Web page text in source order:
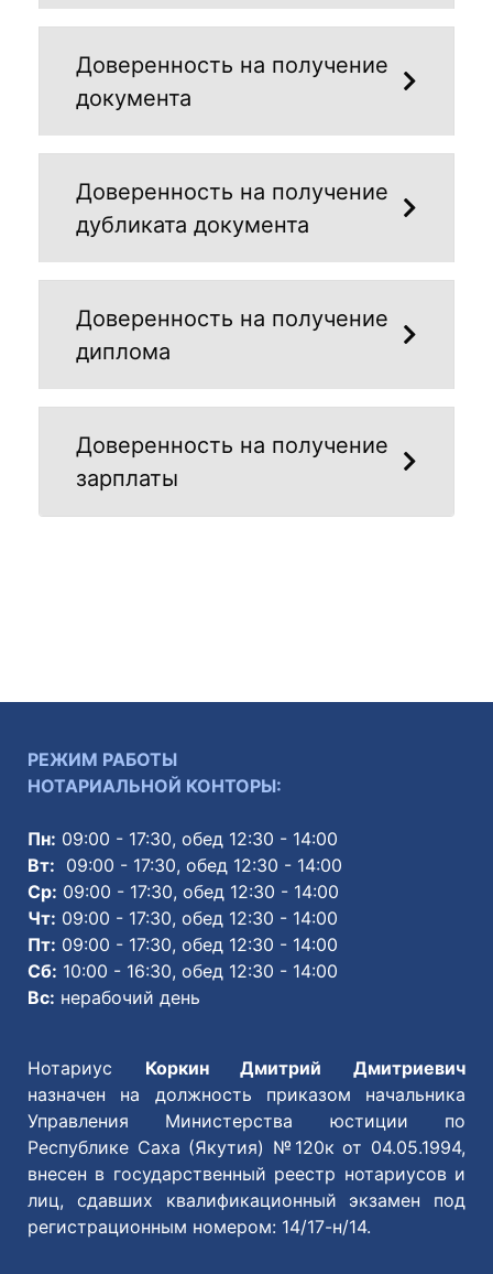
Доверенность на получение
документа
Доверенность на получение
дубликата документа
Доверенность на получение
диплома
Доверенность на получение
зарплаты
РЕЖИМ РАБОТЫ
НОТАРИАЛЬНОЙ КОНТОРЫ:
Пн: 09:00 - 17:30, обед 12:30 - 14:00
Вт: 09:00 - 17:30, обед 12:30 - 14:00
Ср: 09:00 - 17:30, обед 12:30 - 14:00
Чт: 09:00 - 17:30, обед 12:30 - 14:00
Пт: 09:00 - 17:30, обед 12:30 - 14:00
Сб: 10:00 - 16:30, обед 12:30 - 14:00
Вс: нерабочий день
Нотариус Коркин Дмитрий Дмитриевич
назначен на должность приказом начальника
Управления Министерства юстиции по
Республике Саха (Якутия) №120к от 04.05.1994,
внесен в государственный реестр нотариусов и
лиц, сдавших квалификационный экзамен под
регистрационным номером: 14/17-н/14.